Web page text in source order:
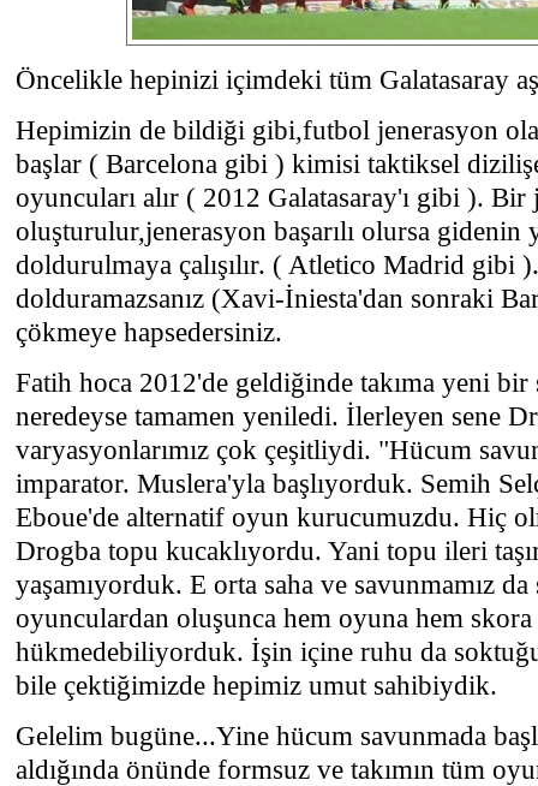
Öncelikle hepinizi içimdeki tüm Galatasaray
Hepimizin de bildiği gibi,futbol jenerasyon
başlar ( Barcelona gibi ) kimisi taktiksel
oyuncuları alır ( 2012 Galatasaray'ı gibi ). Bir
oluşturulur,jenerasyon başarılı olursa
doldurulmaya çalışılır. ( Atletico Madrid gibi
dolduramazsanız (Xavi-İniesta'dan sonraki
çökmeye hapsedersiniz.
Fatih hoca 2012'de geldiğinde takıma yeni
neredeyse tamamen yeniledi. İlerleyen sene
varyasyonlarımız çok çeşitliydi. "Hücum
imparator. Muslera'yla başlıyorduk. Semih
Eboue'de alternatif oyun kurucumuzdu. Hiç
Drogba topu kucaklıyordu. Yani topu ileri
yaşamıyorduk. E orta saha ve savunmamız
oyunculardan oluşunca hem oyuna hem skora
hükmedebiliyorduk. İşin içine ruhu da
bile çektiğimizde hepimiz umut sahibiydik.
Gelelim bugüne...Yine hücum savunmada
aldığında önünde formsuz ve takımın tüm